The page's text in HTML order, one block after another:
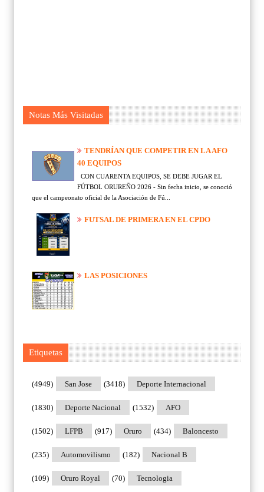
Notas Más Visitadas
TENDRÍAN QUE COMPETIR EN LA AFO
40 EQUIPOS
CON CUARENTA EQUIPOS, SE DEBE JUGAR EL
FÚTBOL ORUREÑO 2026 - Sin fecha inicio, se conoció
que el campeonato oficial de la Asociación de Fú...
FUTSAL DE PRIMERA EN EL CPDO
LAS POSICIONES
Etiquetas
San Jose
(4949) Deporte Internacional
(3418)
Deporte Nacional
(1830) AFO
(1532)
LFPB
(1502) Oruro
(917) Baloncesto
(434)
Automovilismo
(235) Nacional B
(182)
Oruro Royal
(109) Tecnologia
(70)